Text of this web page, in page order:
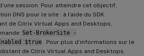
session. Pour atteindre cet objectif,
DNS pour le site : à l’aide du SDK
de Citrix Virtual Apps and Desktops,
Set-BrokerSite -
$true
. Pour plus d’informations sur le
distant de Citrix Virtual Apps and Desktops,